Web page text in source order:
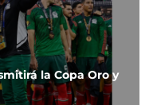
la Copa Oro y